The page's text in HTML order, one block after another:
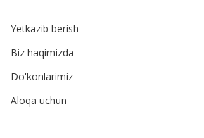
Yetkazib berish
Biz haqimizda
Do'konlarimiz
Aloqa uchun